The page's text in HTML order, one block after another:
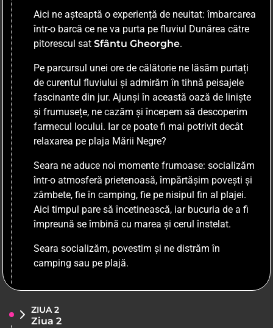
Aici ne așteaptă o experiență de neuitat: îmbarcarea
într-o barcă ce ne va purta pe fluviul Dunărea către
pitorescul sat Sfântu Gheorghe.
Pe parcursul unei ore de călătorie ne lăsăm purtați
de curentul fluviului și admirăm în tihnă peisajele
fascinante din jur. Ajunși în această oază de liniște
și frumusețe, ne cazăm și începem să descoperim
farmecul locului. Iar ce poate fi mai potrivit decât
relaxarea pe plaja Mării Negre?
Seara ne aduce noi momente frumoase: socializăm
într-o atmosferă prietenoasă, împărtășim povești și
zâmbete, fie în camping, fie pe nisipul fin al plajei.
Aici timpul pare să încetinească, iar bucuria de a fi
împreună se îmbină cu marea și cerul înstelat.
Seara socializăm, povestim și ne distrăm în
camping sau pe plajă.
ZIUA 2
Ziua 2